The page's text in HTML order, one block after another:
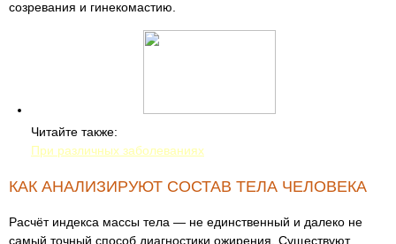
созревания и гинекомастию.
Читайте также:
При различных заболеваниях
КАК АНАЛИЗИРУЮТ СОСТАВ ТЕЛА ЧЕЛОВЕКА
Расчёт индекса массы тела — не единственный и далеко не
самый точный способ диагностики ожирения. Существуют